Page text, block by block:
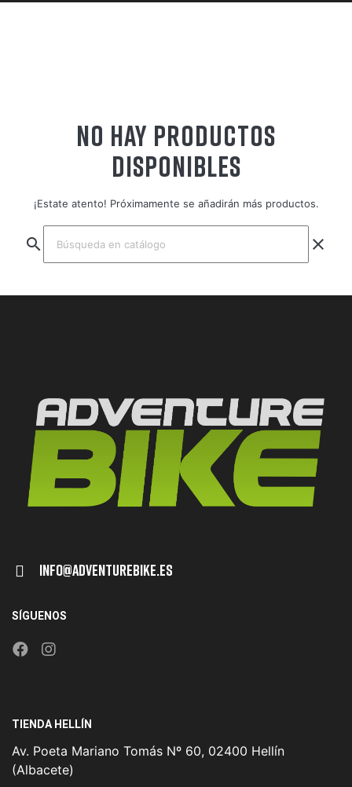
NO HAY PRODUCTOS
DISPONIBLES
¡Estate atento! Próximamente se añadirán más productos.
search clear
Info@adventurebike.es
SÍGUENOS
TIENDA HELLÍN
Av. Poeta Mariano Tomás Nº 60, 02400 Hellín
(Albacete)